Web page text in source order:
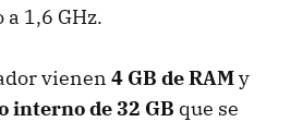
a 1,6 GHz.
vienen 4 GB de RAMy
interno de 32 GB que se